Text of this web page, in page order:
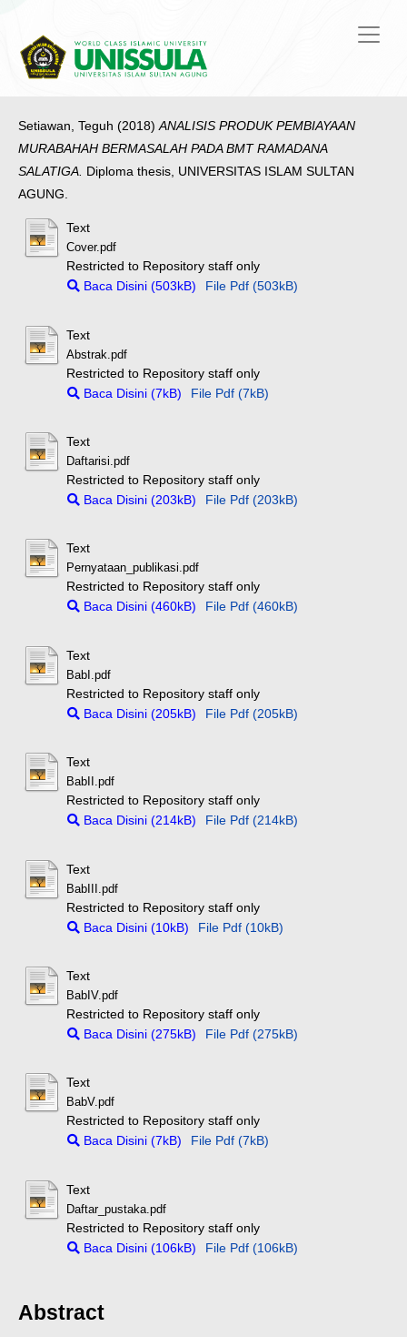
Setiawan, Teguh (2018)ANALISIS PRODUK PEMBIAYAAN
MURABAHAH BERMASALAH PADA BMT RAMADANA
SALATIGA. Diploma thesis, UNIVERSITAS ISLAM SULTAN
AGUNG.
Text
Cover.pdf
Restricted to Repository staff only
Baca Disini (503kB)
File Pdf (503kB)
Text
Abstrak.pdf
Restricted to Repository staff only
Baca Disini (7kB)
File Pdf (7kB)
Text
Daftarisi.pdf
Restricted to Repository staff only
Baca Disini (203kB)
File Pdf (203kB)
Text
Pernyataan_publikasi.pdf
Restricted to Repository staff only
Baca Disini (460kB)
File Pdf (460kB)
Text
BabI.pdf
Restricted to Repository staff only
Baca Disini (205kB)
File Pdf (205kB)
Text
BabII.pdf
Restricted to Repository staff only
Baca Disini (214kB)
File Pdf (214kB)
Text
BabIII.pdf
Restricted to Repository staff only
Baca Disini (10kB)
File Pdf (10kB)
Text
BabIV.pdf
Restricted to Repository staff only
Baca Disini (275kB)
File Pdf (275kB)
Text
BabV.pdf
Restricted to Repository staff only
Baca Disini (7kB)
File Pdf (7kB)
Text
Daftar_pustaka.pdf
Restricted to Repository staff only
Baca Disini (106kB)
File Pdf (106kB)
Abstract